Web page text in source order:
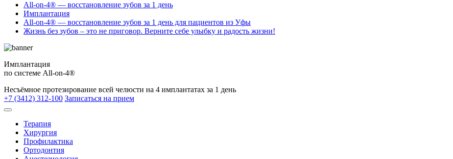
All-on-4® — восстановление зубов за 1 день
Имплантация
All-on-4® — восстановление зубов за 1 день для пациентов из Уфы
Жизнь без зубов – это не приговор. Верните себе улыбку и радость жизни!
Имплантация
по системе All-on-4®
Несъёмное протезирование всей челюсти на 4 имплантатах за 1 день
+7 (3412) 312-100 Записаться на прием
Терапия
Хирургия
Профилактика
Ортодонтия